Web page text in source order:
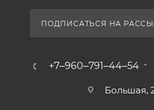
ПОДПИСАТЬСЯ НА
+7‒960‒791‒44‒54
Большая,